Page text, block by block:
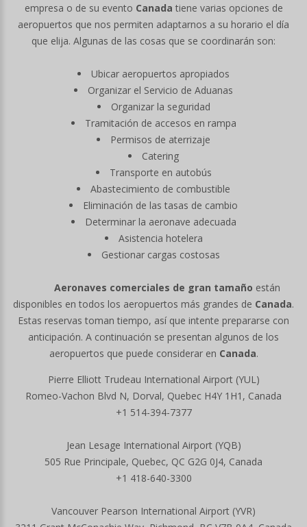
empresa o de su evento Canada tiene varias opciones de
aeropuertos que nos permiten adaptarnos a su horario el día
que elija. Algunas de las cosas que se coordinarán son:
Ubicar aeropuertos apropiados
Organizar el Servicio de Aduanas
Organizar la seguridad
Tramitación de accesos en rampa
Permisos de aterrizaje
Catering
Transporte en autobús
Abastecimiento de combustible
Eliminación de las tasas de cambio
Determinar la aeronave adecuada
Asistencia hotelera
Gestionar cargas costosas
Aeronaves comerciales de gran tamaño están
disponibles en todos los aeropuertos más grandes de Canada.
Estas reservas toman tiempo, así que intente prepararse con
anticipación. A continuación se presentan algunos de los
aeropuertos que puede considerar en Canada.
Pierre Elliott Trudeau International Airport (YUL)
Romeo-Vachon Blvd N, Dorval, Quebec H4Y 1H1, Canada
+1 514-394-7377
Jean Lesage International Airport (YQB)
505 Rue Principale, Quebec, QC G2G 0J4, Canada
+1 418-640-3300
Vancouver Pearson International Airport (YVR)